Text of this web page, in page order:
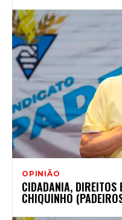
OPINIÃO
CIDADANIA, DIREITOS
CHIQUINHO